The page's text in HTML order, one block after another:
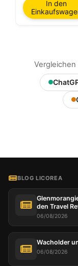
In den
BLOG LICOREA
den Travel
06/08/2026
Wacholder
06/08/2026